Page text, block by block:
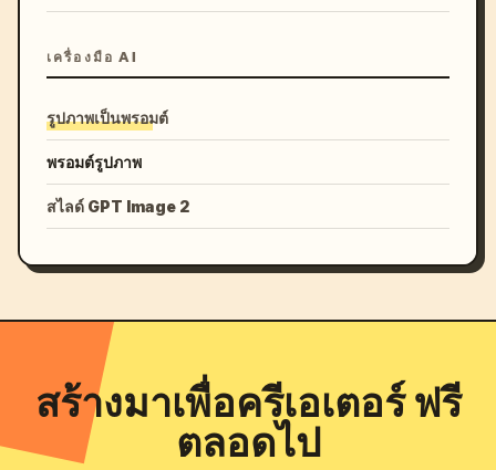
เครื่องมือ AI
รูปภาพเป็นพรอมต์
พรอมต์รูปภาพ
สไลด์ GPT Image 2
สร้างมาเพื่อครีเอเตอร์ ฟรี
ตลอดไป